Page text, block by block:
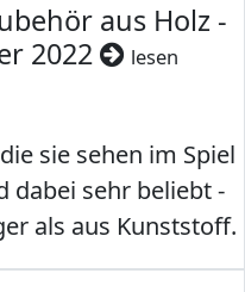
aus Holz -
2022
lesen
sie sehen im Spiel
dabei sehr beliebt -
als aus Kunststoff.